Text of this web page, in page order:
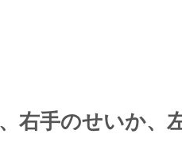
右手のせいか、